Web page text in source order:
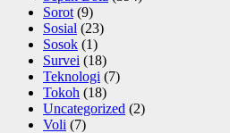
Sorot (9)
Sosial (23)
Sosok (1)
Survei (18)
Teknologi (7)
Tokoh (18)
Uncategorized (2)
Voli (7)